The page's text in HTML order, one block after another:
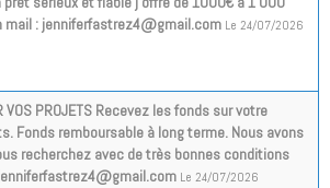
: jenniferfastrez4@gmail.com Le 24/07/2026
VOS PROJETS Recevez les fonds sur votre
Fonds remboursable à long terme. Nous avons
recherchez avec de très bonnes conditions
Le 24/07/2026